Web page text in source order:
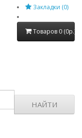
Закладки (0)
Товаров 0 (0р.)
НАЙТИ